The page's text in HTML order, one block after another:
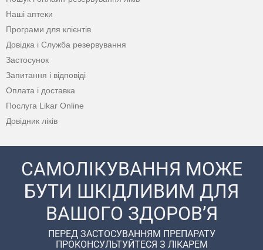
Наші аптеки
Програми для клієнтів
Довідка і Служба резервування
Застосунок
Запитання і відповіді
Оплата і доставка
Послуга Likar Online
Довідник ліків
САМОЛІКУВАННЯ МОЖЕ
БУТИ ШКІДЛИВИМ ДЛЯ
ВАШОГО ЗДОРОВ’Я
ПЕРЕД ЗАСТОСУВАННЯМ ПРЕПАРАТУ
ПРОКОНСУЛЬТУЙТЕСЯ З ЛІКАРЕМ